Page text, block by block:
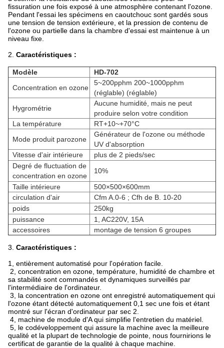
fissuration une fois exposé à une atmosphère contenant l'ozone.
Pendant l'essai les spécimens en caoutchouc sont gardés sous
une tension de tension extérieure, et la pression de contenu de
l'ozone ou partielle dans la chambre d'essai est maintenue à un
niveau fixe.
2. Caractéristiques :
Modèle
HD-702
Concentration en ozone
5~200pphm 200~1000pphm
(réglable) (réglable)
Hygrométrie
Aucune humidité, mais ne peut
produire selon votre condition
La température
RT+10~+70°C
Mode produit parozone
Générateur de l'ozone ou méthode
UV d'absorption
Vitesse d'air intérieure
plus de 2 pieds/sec
Degré de fluctuation de
concentration en ozone
10%
Taille intérieure
500×500×600mm
circulation d'air
Cfm A.0-6 ; Cfh de B. 10-20
poids
250kg
puissance
1, AC220V, 15A
accessoires
montage de tension 6 groupes
3. Caractéristiques :
1, entièrement automatisé pour l'opération facile.
2, concentration en ozone, température, humidité de chambre et
sa stabilité sont commandés et dynamiques surveillés par
l'intermédiaire de l'ordinateur.
3, la concentration en ozone ont enregistré automatiquement qui
l'ozone étant détecté automatiquement 0,1 sec une fois et étant
montré sur l'écran d'ordinateur par sec 2.
4, machine de module d'A qui simplifie l'entretien du matériel.
5, le codéveloppement qui assure la machine avec la meilleure
qualité et la plupart de technologie de pointe, nous fournirions le
certificat de garantie de la qualité à chaque machine.